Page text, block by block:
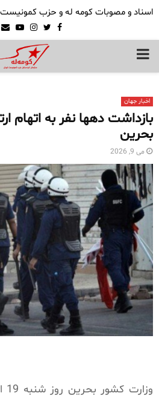
اسناد و مصوبات کومه له و حزب کمونیست
Facebook
Twitter
PRIMARY
اخبار جهان
بازداشت دهها نفر به اتهام
بحرین
می 9, 2026